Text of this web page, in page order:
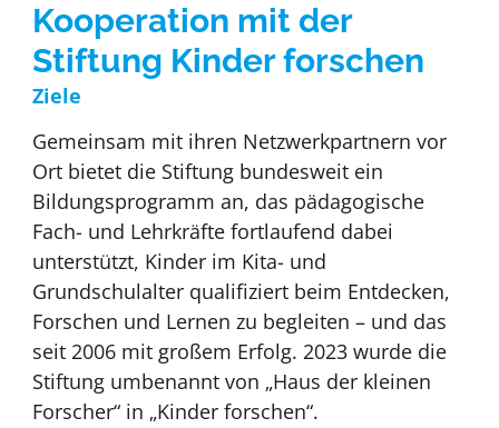
Kooperation mit der
Stiftung Kinder forschen
Ziele
Gemeinsam mit ihren Netzwerkpartnern vor
Ort bietet die Stiftung bundesweit ein
Bildungsprogramm an, das pädagogische
Fach- und Lehrkräfte fortlaufend dabei
unterstützt, Kinder im Kita- und
Grundschulalter qualifiziert beim Entdecken,
Forschen und Lernen zu begleiten – und das
seit 2006 mit großem Erfolg. 2023 wurde die
Stiftung umbenannt von „Haus der kleinen
Forscher“ in „Kinder forschen“.